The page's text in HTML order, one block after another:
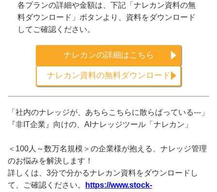
各プランの詳細や金額は、下記「ナレカン資料の無
料ダウンロード」ボタンより、資料をダウンロード
してご確認ください。
ナレカンの詳細はこちら
ナレカン資料の無料ダウンロード
「社内のナレッジが、あちらこちらに散らばっている---」
『非IT企業』向けの、AIナレッジツール「ナレカン」
＜100人～数万名規模＞の企業様が抱える、ナレッジ管理
のお悩みを解決します！
詳しくは、3分で分かるナレカン資料をダウンロードし
て、ご確認ください。
https://www.stock-